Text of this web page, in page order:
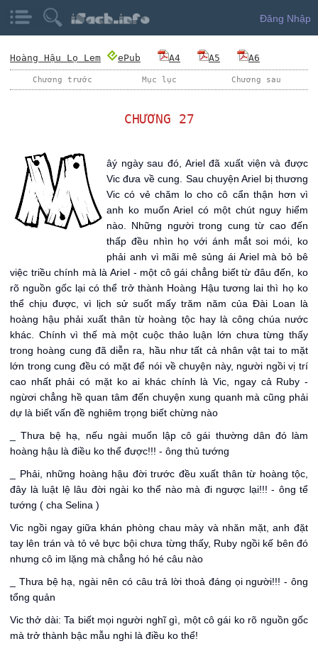
Đăng Nhập
Hoàng Hậu Lọ Lem ePub A4 A5 A6
Chương trước Mục lục Chương sau
CHƯƠNG 27
âý ngày sau đó, Ariel đã xuất viện và được
Vic đưa về cung. Sau chuyện Ariel bị thương
Vic có vẻ chăm lo cho cô cẩn thận hơn vì
anh ko muốn Ariel có một chút nguy hiểm
nào. Những người trong cung từ cao đến
thấp đều nhìn họ với ánh mắt soi mói, ko
phải anh vì mãi mê sủng ái Ariel mà bỏ bê
việc triều chính mà là Ariel - một cô gái chẳng biết từ đâu đến, ko
rõ nguồn gốc lại có thể trở thành Hoàng Hậu tương lai thì họ ko
thể chịu được, vì lịch sử suốt mấy trăm năm của Đài Loan là
hoàng hậu phải xuất thân từ hoàng tộc hay là công chúa nước
khác. Chính vì thế mà một cuộc thảo luận lớn chưa từng thấy
trong hoàng cung đã diễn ra, hầu như tất cả nhân vật tai to mặt
lớn trong cung đều có mặt để nói về chuyện này, người ngồi vị trí
cao nhất phải có mặt ko ai khác chính là Vic, ngay cả Ruby -
ngừơi chẳng hề quan tâm đến chuyện xung quanh mà cũng phải
dự là biết vấn đề nghiêm trọng biết chừng nào
_ Thưa bệ hạ, nếu ngài muốn lập cô gái thường dân đó làm
hoàng hậu là điều ko thể được!!! - ông thủ tướng
_ Phải, những hoàng hậu đời trước đều xuất thân từ hoàng tộc,
đây là luật lệ lâu đời ngài ko thể nào mà đi ngược lại!!! - ông tể
tướng ( cha Selina )
Vic ngồi ngay giữa khán phòng chau mày và nhăn mặt, anh đặt
tay lên trán và tỏ vẻ bực bội chưa từng thấy, Ruby ngồi kế bên đó
nhưng cô im lặng mà chẳng hó hé câu nào
_ Thưa bệ hạ, ngài nên có câu trả lời thoả đáng ọi người!!! - ông
tổng quản
Vic thở dài: Ta biết mọi người nghĩ gì, một cô gái ko rõ nguồn gốc
mà trở thành bậc mẫu nghi là điều ko thể!